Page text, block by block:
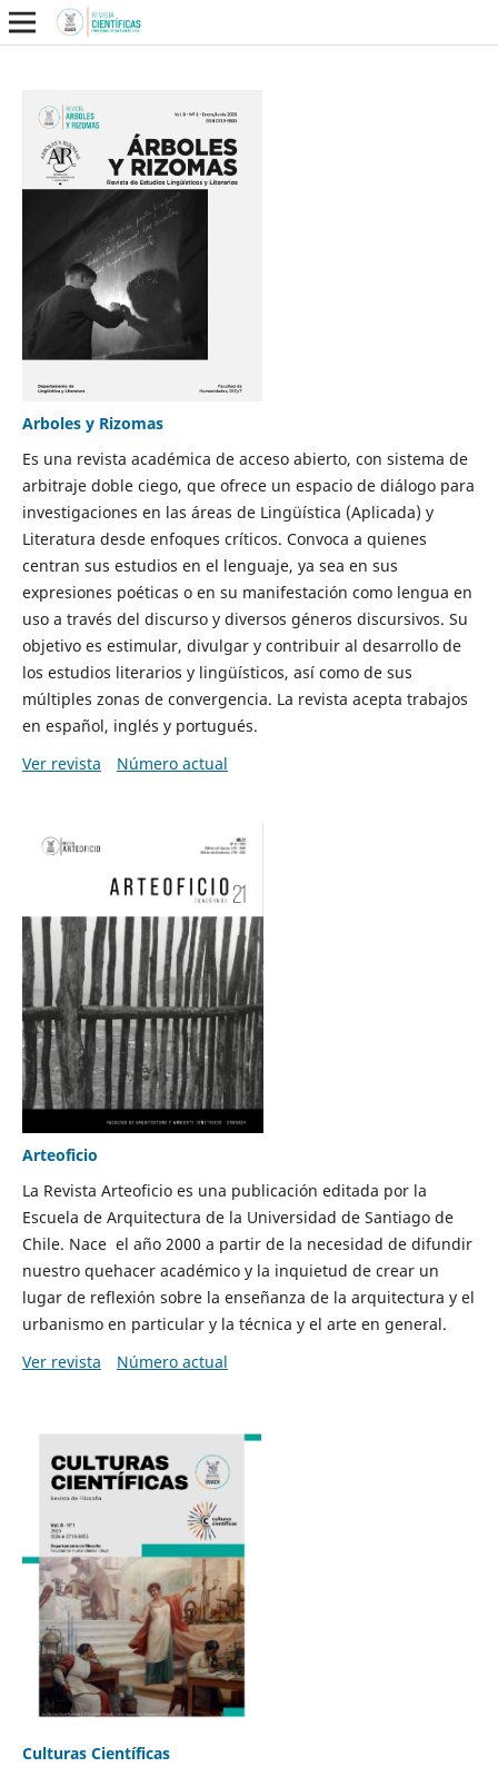
Arboles y Rizomas
Es una revista académica de acceso abierto, con sistema de
arbitraje doble ciego, que ofrece un espacio de diálogo para
investigaciones en las áreas de Lingüística (Aplicada) y
Literatura desde enfoques críticos. Convoca a quienes
centran sus estudios en el lenguaje, ya sea en sus
expresiones poéticas o en su manifestación como lengua en
uso a través del discurso y diversos géneros discursivos. Su
objetivo es estimular, divulgar y contribuir al desarrollo de
los estudios literarios y lingüísticos, así como de sus
múltiples zonas de convergencia. La revista acepta trabajos
en español, inglés y portugués.
Ver revista
Número actual
Arteoficio
La Revista Arteoficio es una publicación editada por la
Escuela de Arquitectura de la Universidad de Santiago de
Chile. Nace el año 2000 a partir de la necesidad de difundir
nuestro quehacer académico y la inquietud de crear un
lugar de reflexión sobre la enseñanza de la arquitectura y el
urbanismo en particular y la técnica y el arte en general.
Ver revista
Número actual
Culturas Científicas